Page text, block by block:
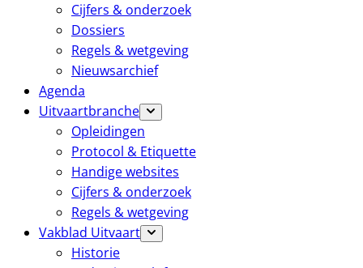
Cijfers & onderzoek
Dossiers
Regels & wetgeving
Nieuwsarchief
Agenda
Uitvaartbranche
Opleidingen
Protocol & Etiquette
Handige websites
Cijfers & onderzoek
Regels & wetgeving
Vakblad Uitvaart
Historie